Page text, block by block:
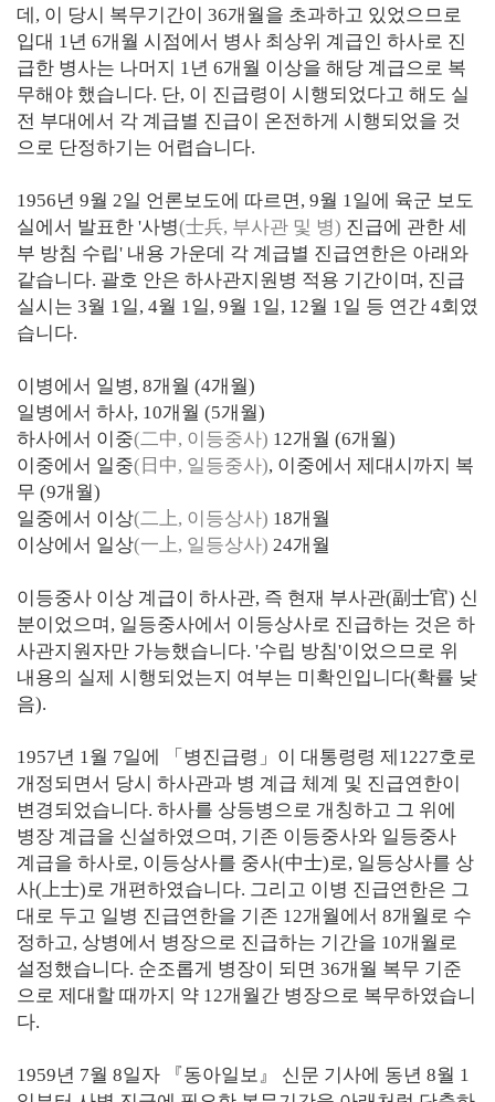
데, 이 당시 복무기간이 36개월을 초과하고 있었으므로
입대 1년 6개월 시점에서 병사 최상위 계급인 하사로 진
급한 병사는 나머지 1년 6개월 이상을 해당 계급으로 복
무해야 했습니다. 단, 이 진급령이 시행되었다고 해도 실
전 부대에서 각 계급별 진급이 온전하게 시행되었을 것
으로 단정하기는 어렵습니다.
1956년 9월 2일 언론보도에 따르면, 9월 1일에 육군 보도
실에서 발표한 '사병(士兵, 부사관 및 병) 진급에 관한 세
부 방침 수립' 내용 가운데 각 계급별 진급연한은 아래와
같습니다. 괄호 안은 하사관지원병 적용 기간이며, 진급
실시는 3월 1일, 4월 1일, 9월 1일, 12월 1일 등 연간 4회였
습니다.
이병에서 일병, 8개월 (4개월)
일병에서 하사, 10개월 (5개월)
하사에서 이중(二中, 이등중사) 12개월 (6개월)
이중에서 일중(日中, 일등중사), 이중에서 제대시까지 복
무 (9개월)
일중에서 이상(二上, 이등상사) 18개월
이상에서 일상(一上, 일등상사) 24개월
이등중사 이상 계급이 하사관, 즉 현재 부사관(副士官) 신
분이었으며, 일등중사에서 이등상사로 진급하는 것은 하
사관지원자만 가능했습니다. '수립 방침'이었으므로 위
내용의 실제 시행되었는지 여부는 미확인입니다(확률 낮
음).
1957년 1월 7일에 「병진급령」이 대통령령 제1227호로
개정되면서 당시 하사관과 병 계급 체계 및 진급연한이
변경되었습니다. 하사를 상등병으로 개칭하고 그 위에
병장 계급을 신설하였으며, 기존 이등중사와 일등중사
계급을 하사로, 이등상사를 중사(中士)로, 일등상사를 상
사(上士)로 개편하였습니다. 그리고 이병 진급연한은 그
대로 두고 일병 진급연한을 기존 12개월에서 8개월로 수
정하고, 상병에서 병장으로 진급하는 기간을 10개월로
설정했습니다. 순조롭게 병장이 되면 36개월 복무 기준
으로 제대할 때까지 약 12개월간 병장으로 복무하였습니
다.
1959년 7월 8일자 『동아일보』 신문 기사에 동년 8월 1